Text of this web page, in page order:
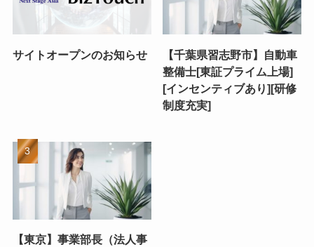
サイトオープンのお知らせ
【千葉県習志野市】自動車
整備士[東証プライム上場]
[インセンティブあり][研修
制度充実]
【東京】事業部長（法人事